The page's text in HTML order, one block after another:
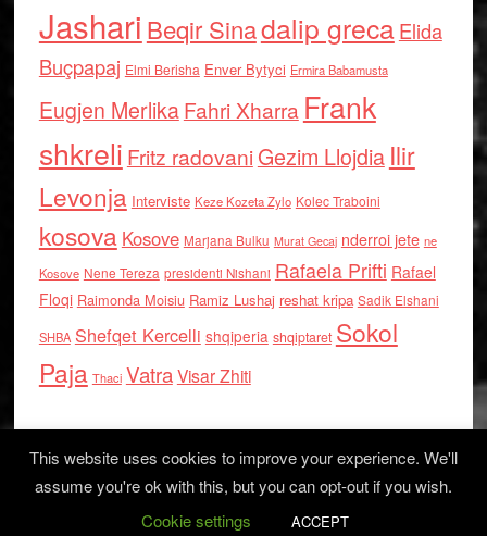
Jashari Beqir Sinadalip grecaElida
Buçpapaj Elmi Berisha Enver Bytyci Ermira Babamusta
Eugjen MerlikaFahri Xharra Frank
shkreli Fritz radovaniGezim Llojdia Ilir
Levonja Interviste Keze Kozeta Zylo Kolec Traboini
kosova Kosove Marjana Bulku Murat Gecaj nderroi jete ne
Kosove Nene Tereza presidenti Nishani Rafaela Prifti Rafael
Floqi Raimonda Moisiu Ramiz Lushaj reshat kripa Sadik Elshani
SHBA Shefqet Kercelli shqiperia shqiptaret Sokol
Paja Thaci VatraVisar Zhiti
Log in
This website uses cookies to improve your experience. We'll
assume you're ok with this, but you can opt-out if you wish.
Cookie settings
ACCEPT